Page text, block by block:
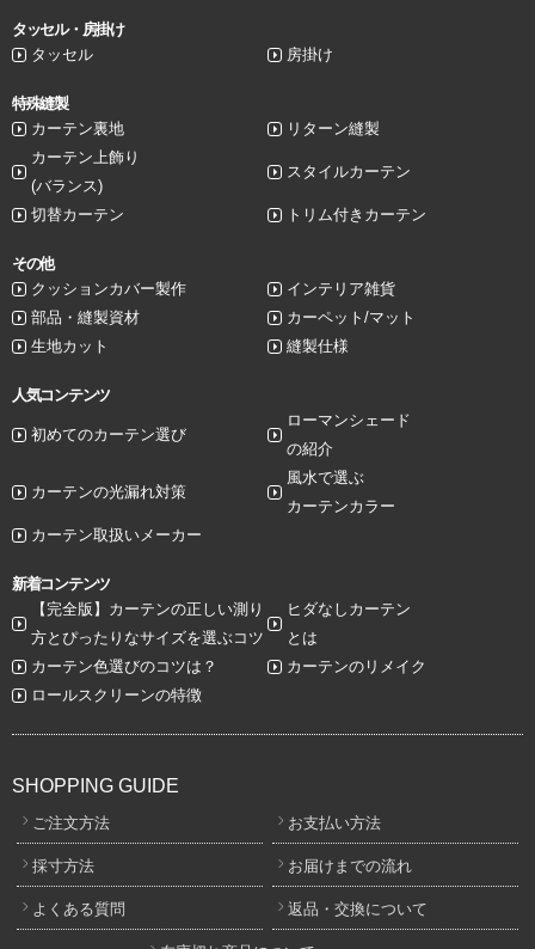
タッセル・房掛け
タッセル
房掛け
特殊縫製
カーテン裏地
リターン縫製
カーテン上飾り
(バランス)
スタイルカーテン
切替カーテン トリム付きカーテン
その他
クッションカバー製作
インテリア雑貨
部品・縫製資材
カーペット/マット
生地カット
縫製仕様
人気コンテンツ
初めてのカーテン選び
ローマンシェード
の紹介
カーテンの光漏れ対策
風水で選ぶ
カーテンカラー
カーテン取扱いメーカー
新着コンテンツ
【完全版】カーテンの正しい測り
方とぴったりなサイズを選ぶコツ
ヒダなしカーテン
とは
カーテン色選びのコツは？
カーテンのリメイク
ロールスクリーンの特徴
SHOPPING GUIDE
ご注文方法 お支払い方法
採寸方法 お届けまでの流れ
よくある質問 返品・交換について